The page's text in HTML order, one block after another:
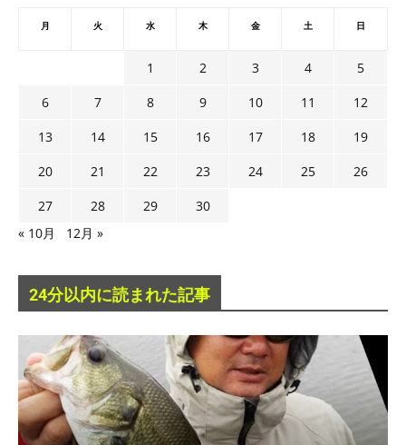
月 火 水 木 金 土 日
1 2 3 4
5
6
7 8 9 10 11
12
13
14 15 16 17 18
19
20
21 22 23 24 25
26
27
28 29
30
« 10月
12月 »
24分以内に読まれた記事